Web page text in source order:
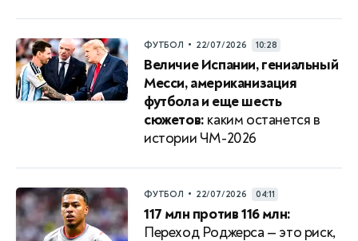
ФУТБОЛ • 22/07/2026 10:28
Величие Испании, гениальный
Месси, американизация
футбола и еще шесть
сюжетов: каким останется в
истории ЧМ-2026
ФУТБОЛ • 22/07/2026 04:11
117 млн против 116 млн:
Переход Роджерса — это риск,